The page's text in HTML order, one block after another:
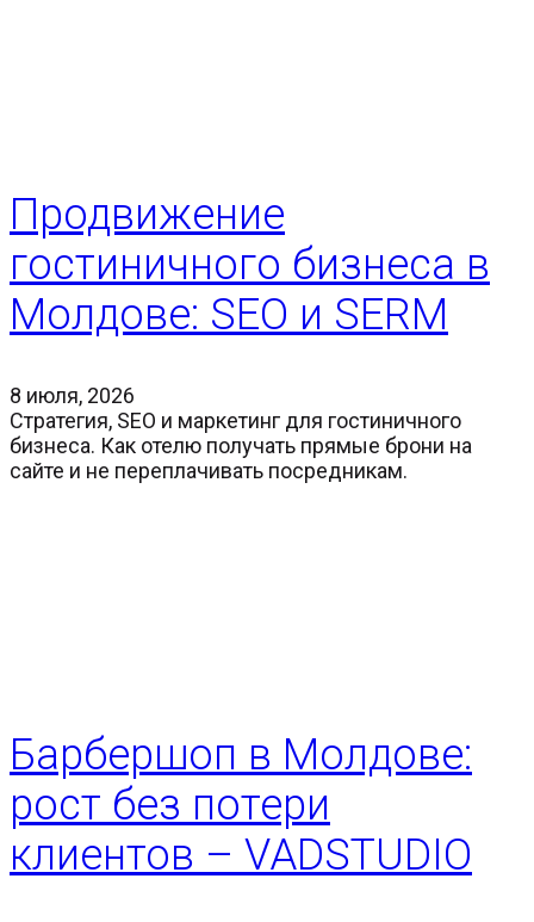
Продвижение
гостиничного бизнеса в
Молдове: SEO и SERM
8 июля, 2026
Стратегия, SEO и маркетинг для гостиничного
бизнеса. Как отелю получать прямые брони на
сайте и не переплачивать посредникам.
Барбершоп в Молдове:
рост без потери
клиентов – VADSTUDIO